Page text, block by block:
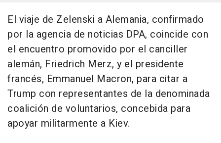
El viaje de Zelenski a Alemania, confirmado
por la agencia de noticias DPA, coincide con
el encuentro promovido por el canciller
alemán, Friedrich Merz, y el presidente
francés, Emmanuel Macron, para citar a
Trump con representantes de la denominada
coalición de voluntarios, concebida para
apoyar militarmente a Kiev.